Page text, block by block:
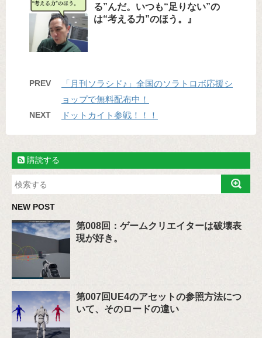
る”んだ。いつも“足りない”の
は“考える力”のほう。』
PREV
「月刊ソラシド♪」全国のソラトロボ応援シ
ョップで無料配布中！
NEXT ドットカイト参戦！！！
購読する
NEW POST
第008回：ゲームクリエイターは破壊表
現が好き。
第007回UE4のアセットの参照方法につ
いて、そのロードの違い